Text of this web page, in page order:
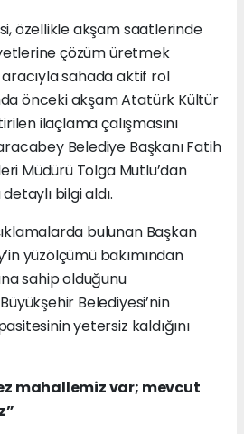
özellikle akşam saatlerinde
çözüm üretmek
sahada aktif rol
önceki akşam Atatürk Kültür
ilaçlama çalışmasını
Belediye Başkanı Fatih
Müdürü Tolga Mutlu’dan
bilgi aldı.
bulunan Başkan
yüzölçümü bakımından
sahip olduğunu
Belediyesi’nin
yetersiz kaldığını
mahallemiz var; mevcut